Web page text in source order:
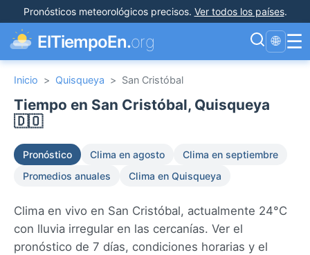
Pronósticos meteorológicos precisos. Ver todos los países.
ElTiempoEn.org 🌐 ☰
Inicio > Quisqueya > San Cristóbal
Tiempo en San Cristóbal, Quisqueya
🇩🇴
Pronóstico Clima en agosto
Clima en septiembre
Promedios anuales
Clima en Quisqueya
Clima en vivo en San Cristóbal, actualmente 24°C
con lluvia irregular en las cercanías. Ver el
pronóstico de 7 días, condiciones horarias y el